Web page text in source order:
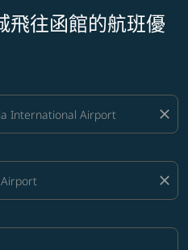
飛往函館的航班優
close
close